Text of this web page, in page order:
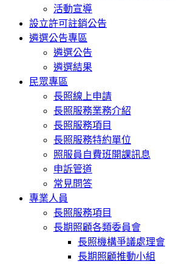
活動宣導
設立許可註銷公告
遴選公告專區
遴選公告
遴選結果
民眾專區
長照線上申請
長照服務業務介紹
長照服務項目
長照服務特約單位
照服員自費班開課訊息
申訴管道
常見問答
專業人員
長照服務項目
長期照顧各類委員會
長照機構爭議處理會
長期照顧推動小組